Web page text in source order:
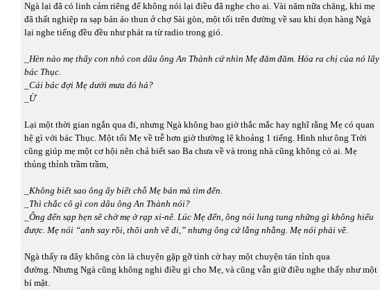
Ngà lại đã có linh cảm riêng để không nói lại điều đã nghe cho ai. Vài năm nữa chăng, khi mẹ
đã thất nghiệp ra sạp bán áo thun ở chợ Sài gòn, một tối trên đường về sau khi dọn hàng Ngà
lại nghe tiếng đều đều như phát ra từ radio trong gió.
Hèn nào mẹ thấy con nhỏ con dâu ông An Thành cứ nhìn Mẹ đăm đăm. Hóa ra chị của nó lấy
bác Thục.
_Cái bác đợi Mẹ dưới mưa đó hả?
_Ừ
Lại một thời gian ngắn qua đi, nhưng Ngà không bao giờ thắc mắc hay nghĩ rằng Mẹ có quan
hệ gì với bác Thục. Một tối Mẹ về trễ hơn giờ thường lệ khoảng 1 tiếng. Hình như ông Trời
cũng giúp mẹ một cơ hội nên chả biết sao Ba chưa về và trong nhà cũng không có ai. Mẹ
thủng thỉnh trầm trầm,
Không biết sao ông ấy biết chỗ Mẹ bán mà tìm đến.
_Thì chắc cô gì con dâu ông An Thành nói?
_Ông đến sạp hẹn sẽ chờ mẹ ở rạp xi-nê. Lúc Mẹ đến, ông nói lung tung những gì không hiểu
được. Mẹ nói “anh say rồi, thôi anh về đi,” nhưng ông cứ lằng nhằng. Mẹ nói phải về.
Ngà thấy ra đây không còn là chuyện gặp gỡ tình cờ hay một chuyện tán tỉnh qua
đường. Nhưng Ngà cũng không nghi điều gì cho Mẹ, và cũng vẫn giữ điều nghe thấy như một
bí mật.